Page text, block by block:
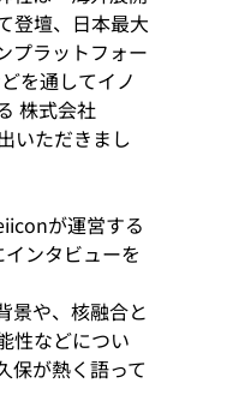
登壇、日本最大
プラットフォー
を通してイノ
株式会社
いただきまし
が運営する
ンタビューを
景や、核融合と
性などについ
保が熱く語って